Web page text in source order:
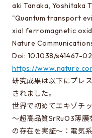
施設・設備
先輩たちの声・進路
卒業生の進路
進学にあたって
ガイダンスについて
aki Tanaka, Yoshitaka
"Quantum transport
xial ferromagnetic
Nature
Doi: 10.1038/s41467-
https://
研究成果は以下にプレ
されました。
世界で初めてエキゾチ
～超高品質SrRuO3薄膜
の存在を実証～：電気